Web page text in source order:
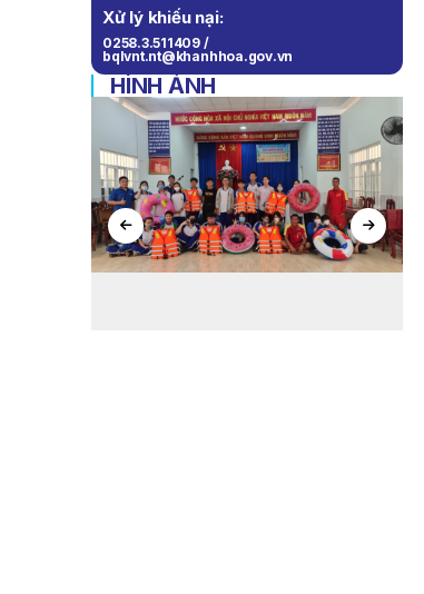
Xử lý khiếu nại:
0258.3.511409 /
bqlvnt.nt@khanhhoa.gov.vn
HÌNH ẢNH